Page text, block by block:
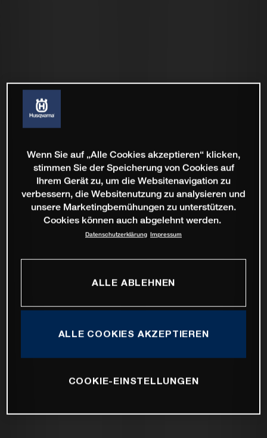
Wenn Sie auf „Alle Cookies akzeptieren“ klicken,
stimmen Sie der Speicherung von Cookies auf
Ihrem Gerät zu, um die Websitenavigation zu
verbessern, die Websitenutzung zu analysieren und
unsere Marketingbemühungen zu unterstützen.
Cookies können auch abgelehnt werden.
Datenschutzerklärung Impressum
ALLE ABLEHNEN
ALLE COOKIES AKZEPTIEREN
COOKIE-EINSTELLUNGEN